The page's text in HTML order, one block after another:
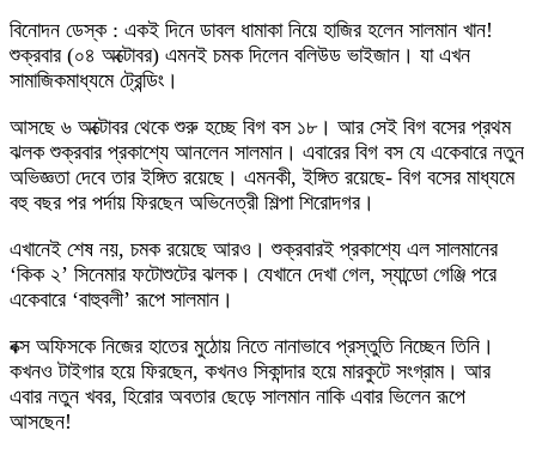
বিনোদন ডেস্ক : একই দিনে ডাবল ধামাকা নিয়ে হাজির হলেন সালমান খান!
শুক্রবার (০৪ অক্টোবর) এমনই চমক দিলেন বলিউড ভাইজান। যা এখন
সামাজিকমাধ্যমে ট্রেন্ডিং।
আসছে ৬ অক্টোবর থেকে শুরু হচ্ছে বিগ বস ১৮। আর সেই বিগ বসের প্রথম
ঝলক শুক্রবার প্রকাশ্যে আনলেন সালমান। এবারের বিগ বস যে একেবারে নতুন
অভিজ্ঞতা দেবে তার ইঙ্গিত রয়েছে। এমনকী, ইঙ্গিত রয়েছে- বিগ বসের মাধ্যমে
বহু বছর পর পর্দায় ফিরছেন অভিনেত্রী শিল্পা শিরোদগর।
এখানেই শেষ নয়, চমক রয়েছে আরও। শুক্রবারই প্রকাশ্যে এল সালমানের
‘কিক ২’ সিনেমার ফটোশুটের ঝলক। যেখানে দেখা গেল, স্যান্ডো গেঞ্জি পরে
একেবারে ‘বাহুবলী’ রূপে সালমান।
বক্স অফিসকে নিজের হাতের মুঠোয় নিতে নানাভাবে প্রস্তুতি নিচ্ছেন তিনি।
কখনও টাইগার হয়ে ফিরছেন, কখনও সিকান্দার হয়ে মারকুটে সংগ্রাম। আর
এবার নতুন খবর, হিরোর অবতার ছেড়ে সালমান নাকি এবার ভিলেন রূপে
আসছেন!